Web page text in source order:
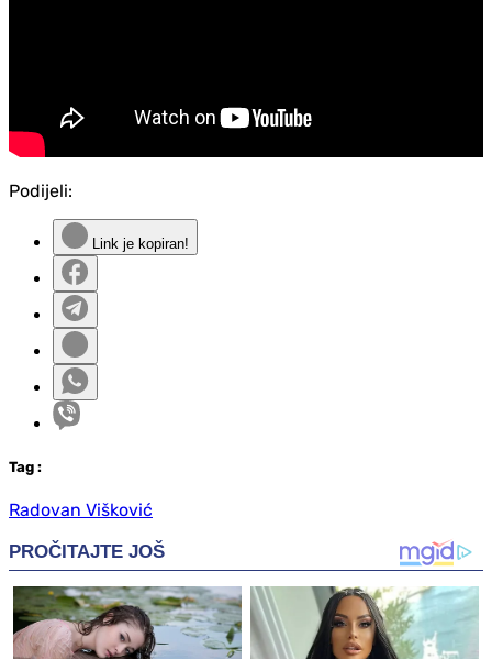
Podijeli:
Link je kopiran!
Tag :
Radovan Višković